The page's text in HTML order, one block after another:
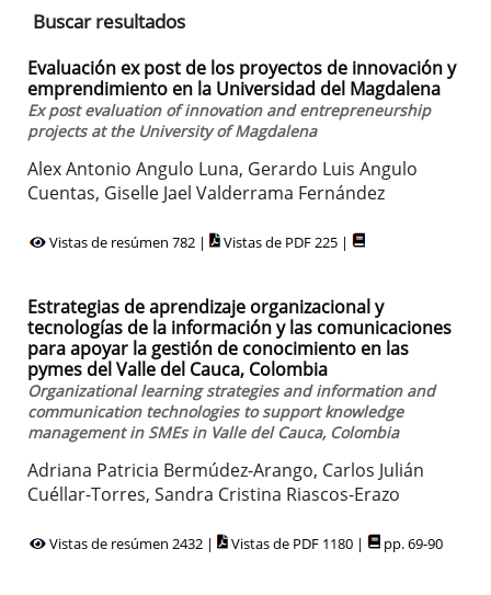
Buscar resultados
Evaluación ex post de los proyectos de innovación y
emprendimiento en la Universidad del Magdalena
Ex post evaluation of innovation and entrepreneurship
projects at the University of Magdalena
Alex Antonio Angulo Luna, Gerardo Luis Angulo
Cuentas, Giselle Jael Valderrama Fernández
Vistas de resúmen 782 | Vistas de PDF 225 |
Estrategias de aprendizaje organizacional y
tecnologías de la información y las comunicaciones
para apoyar la gestión de conocimiento en las
pymes del Valle del Cauca, Colombia
Organizational learning strategies and information and
communication technologies to support knowledge
management in SMEs in Valle del Cauca, Colombia
Adriana Patricia Bermúdez-Arango, Carlos Julián
Cuéllar-Torres, Sandra Cristina Riascos-Erazo
Vistas de resúmen 2432 | Vistas de PDF 1180 | pp. 69-90